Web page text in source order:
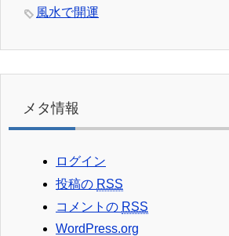
風水で開運
メタ情報
ログイン
投稿の RSS
コメントの RSS
WordPress.org